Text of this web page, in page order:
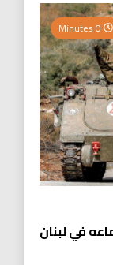
في لبنان